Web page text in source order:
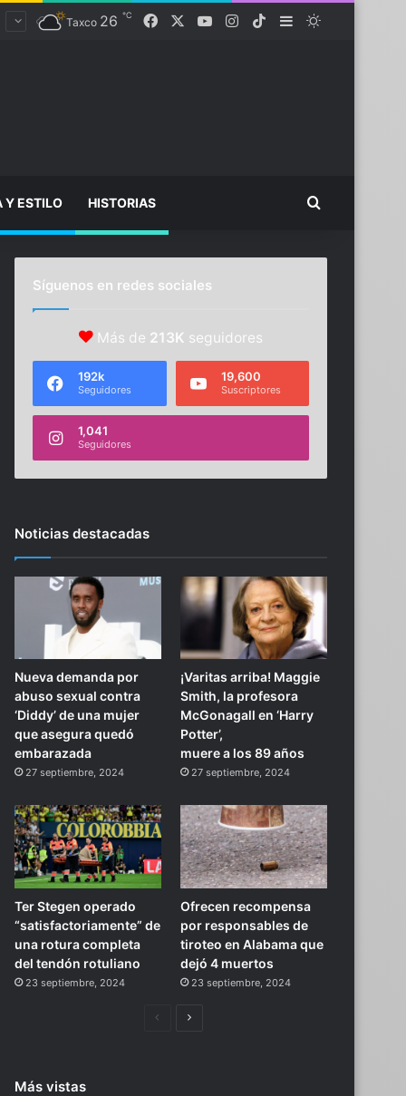
Taxco 26 ℃ FacebookYouTubeInstagram
TikTokSidebarSwitch skin
Y ESTILO HISTORIAS Buscar...
Síguenos en redes sociales
Más de 213K seguidores
192k
Seguidores
19,600
Suscriptores
1,041
Seguidores
Noticias destacadas
Nueva demanda por
abuso sexual contra
‘Diddy’ de una mujer
que asegura quedó
embarazada
27 septiembre, 2024
¡Varitas arriba! Maggie
Smith, la profesora
McGonagall en ‘Harry
Potter’,
muere a los 89 años
27 septiembre, 2024
Ter Stegen operado
“satisfactoriamente” de
una rotura completa
del tendón rotuliano
23 septiembre, 2024
Ofrecen recompensa
por responsables de
tiroteo en Alabama que
dejó 4 muertos
23 septiembre, 2024
PáginaSiguiente
Más vistas